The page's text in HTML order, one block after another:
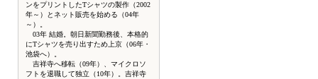
ンをプリントしたTシャツの製作（2002
年～）とネット販売を始める（04年
～）。
03年 結婚。朝日新聞勤務後、本格的
にTシャツを売り出すため上京（06年・
池袋へ）。
吉祥寺へ移転（09年）、マイクロソ
フトを退職して独立（10年）。吉祥寺